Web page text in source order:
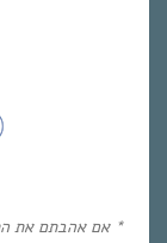
* אם אהבתם את